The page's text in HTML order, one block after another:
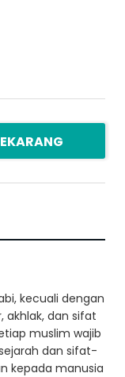
kecuali dengan
akhlak, dan sifat
muslim wajib
dan sifat-
kepada manusia